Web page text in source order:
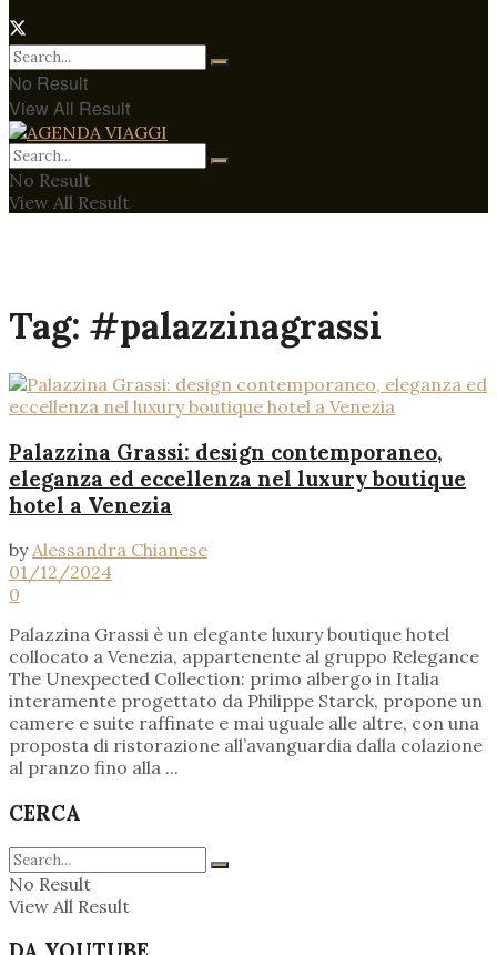
No Result
View All Result
No Result
View All Result
Tag: #palazzinagrassi
Palazzina Grassi: design contemporaneo,
eleganza ed eccellenza nel luxury boutique
hotel a Venezia
by Alessandra Chianese
01/12/2024
0
Palazzina Grassi è un elegante luxury boutique hotel
collocato a Venezia, appartenente al gruppo Relegance
The Unexpected Collection: primo albergo in Italia
interamente progettato da Philippe Starck, propone un
camere e suite raffinate e mai uguale alle altre, con una
proposta di ristorazione all’avanguardia dalla colazione
al pranzo fino alla ...
CERCA
No Result
View All Result